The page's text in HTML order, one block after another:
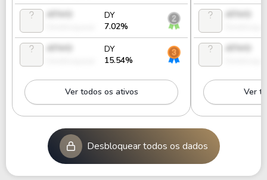
DY
7.02%
DY
15.54%
Ver todos os ativos Ver
Desbloquear todos os dados